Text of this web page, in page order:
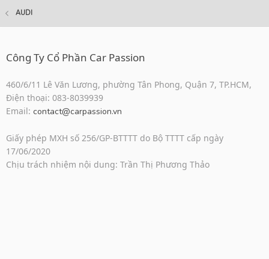
AUDI
Công Ty Cổ Phần Car Passion
460/6/11 Lê Văn Lương, phường Tân Phong, Quận 7, TP.HCM,
Điện thoại: 083-8039939
Email: contact@carpassion.vn
Giấy phép MXH số 256/GP-BTTTT do Bộ TTTT cấp ngày
17/06/2020
Chịu trách nhiệm nội dung: Trần Thị Phương Thảo